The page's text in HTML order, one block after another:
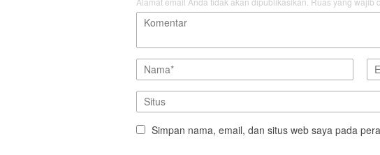
Simpan nama, email, dan situs web saya pada